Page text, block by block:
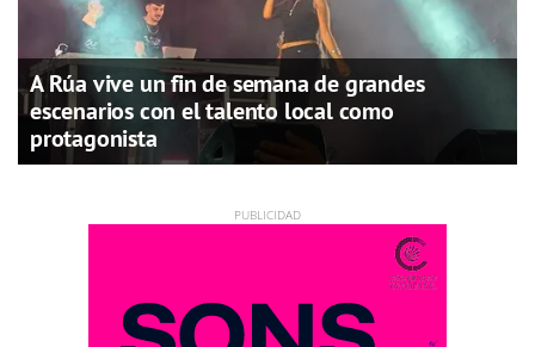
A Rúa vive un fin de semana de grandes
escenarios con el talento local como
protagonista